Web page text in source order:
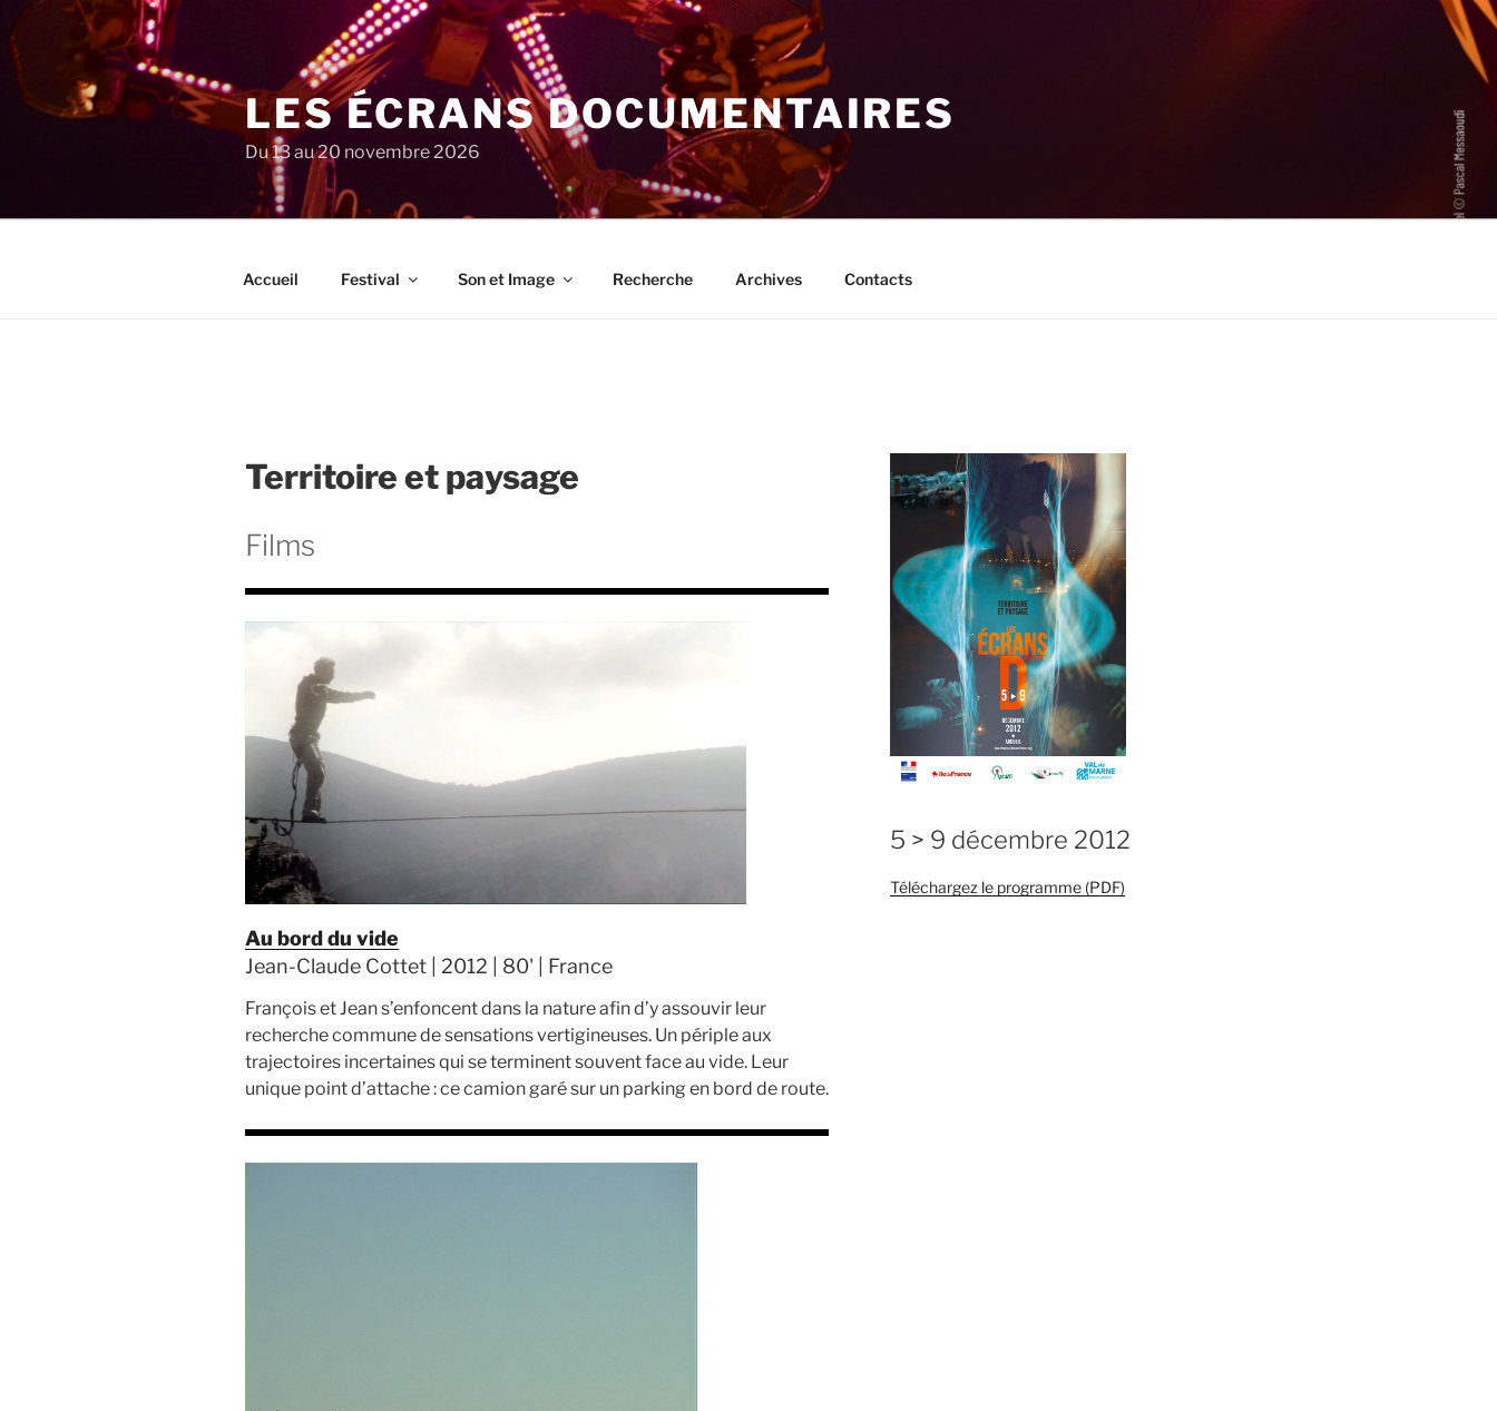
au
contenu
principal
LES ÉCRANS DOCUMENTAIRES
Du 13 au 20 novembre 2026
Accueil Festival Son et Image Recherche Archives Contacts
Territoire et paysage
Films
Au bord du vide
Jean-Claude Cottet | 2012 | 80' | France
François et Jean s’enfoncent dans la nature afin d’y assouvir leur
recherche commune de sensations vertigineuses. Un périple aux
trajectoires incertaines qui se terminent souvent face au vide. Leur
unique point d’attache : ce camion garé sur un parking en bord de route.
5 > 9 décembre 2012
Téléchargez le programme (PDF)